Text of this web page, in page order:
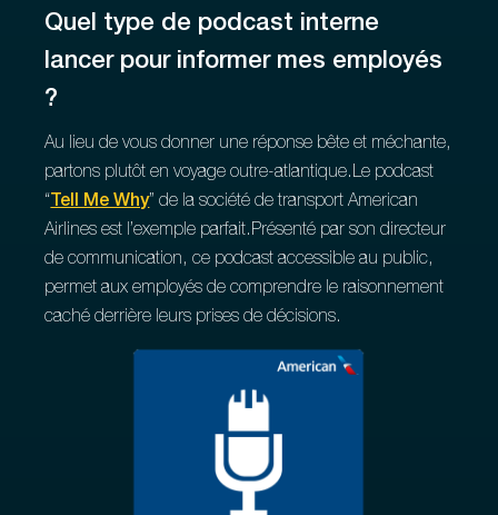
Quel type de podcast interne
lancer pour informer mes employés
?
Au lieu de vous donner une réponse bête et méchante,
partons plutôt en voyage outre-atlantique.Le podcast
“ Tell Me Why” de la société de transport American
Airlines est l’exemple parfait.Présenté par son directeur
de communication, ce podcast accessible au public,
permet aux employés de comprendre le raisonnement
caché derrière leurs prises de décisions.